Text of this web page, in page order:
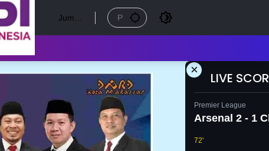
Jumat
×
LIVE
Premier League
Arsenal 2 - 1
72'